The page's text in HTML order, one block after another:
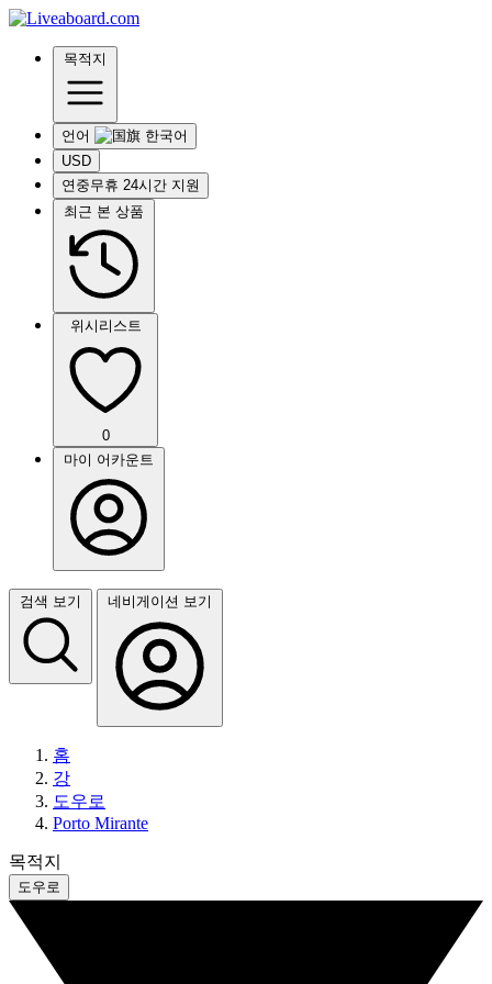
목적지
언어
USD
연중무휴 24시간 지원
최근 본 상품
위시리스트
0
마이 어카운트
검색 보기 네비게이션 보기
홈
강
도우로
Porto Mirante
목적지
도우로